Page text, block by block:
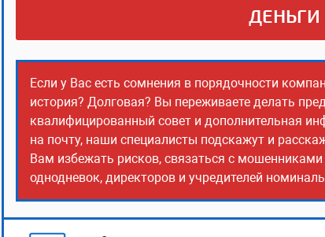
ДЕНЬГИ
Если у Вас есть сомнения в порядочности
история? Долговая? Вы переживаете делать
квалифицированный совет и дополнительная
на почту, наши специалисты подскажут и
Вам избежать рисков, связаться с
однодневок, директоров и учредителей